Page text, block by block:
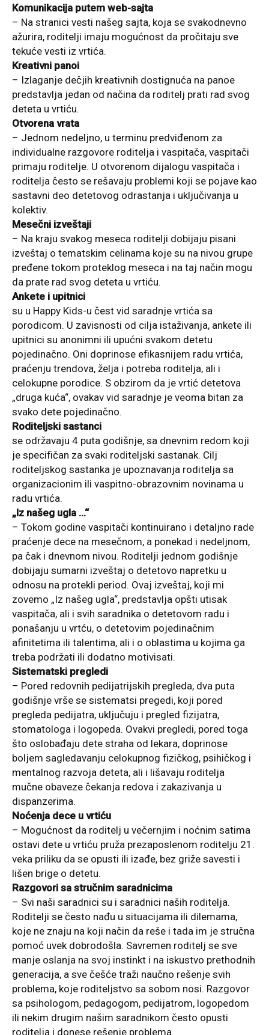
Komunikacija putem web-sajta
– Na stranici vesti našeg sajta, koja se svakodnevno
ažurira, roditelji imaju mogućnost da pročitaju sve
tekuće vesti iz vrtića.
Kreativni panoi
– Izlaganje dečjih kreativnih dostignuća na panoe
predstavlja jedan od načina da roditelj prati rad svog
deteta u vrtiću.
Otvorena vrata
– Jednom nedeljno, u terminu predviđenom za
individualne razgovore roditelja i vaspitača, vaspitači
primaju roditelje. U otvorenom dijalogu vaspitača i
roditelja često se rešavaju problemi koji se pojave kao
sastavni deo detetovog odrastanja i uključivanja u
kolektiv.
Mesečni izveštaji
– Na kraju svakog meseca roditelji dobijaju pisani
izveštaj o tematskim celinama koje su na nivou grupe
pređene tokom proteklog meseca i na taj način mogu
da prate rad svog deteta u vrtiću.
Ankete i upitnici
su u Happy Kids-u čest vid saradnje vrtića sa
porodicom. U zavisnosti od cilja istaživanja, ankete ili
upitnici su anonimni ili upućni svakom detetu
pojedinačno. Oni doprinose efikasnijem radu vrtića,
praćenju trendova, želja i potreba roditelja, ali i
celokupne porodice. S obzirom da je vrtić detetova
„druga kuća“, ovakav vid saradnje je veoma bitan za
svako dete pojedinačno.
Roditeljski sastanci
se održavaju 4 puta godišnje, sa dnevnim redom koji
je specifičan za svaki roditeljski sastanak. Cilj
roditeljskog sastanka je upoznavanja roditelja sa
organizacionim ili vaspitno-obrazovnim novinama u
radu vrtića.
„Iz našeg ugla …“
– Tokom godine vaspitači kontinuirano i detaljno rade
praćenje dece na mesečnom, a ponekad i nedeljnom,
pa čak i dnevnom nivou. Roditelji jednom godišnje
dobijaju sumarni izveštaj o detetovo napretku u
odnosu na protekli period. Ovaj izveštaj, koji mi
zovemo „Iz našeg ugla“, predstavlja opšti utisak
vaspitača, ali i svih saradnika o detetovom radu i
ponašanju u vrtću, o detetovim pojedinačnim
afinitetima ili talentima, ali i o oblastima u kojima ga
treba podržati ili dodatno motivisati.
Sistematski pregledi
– Pored redovnih pedijatrijskih pregleda, dva puta
godišnje vrše se sistematsi pregedi, koji pored
pregleda pedijatra, uključuju i pregled fizijatra,
stomatologa i logopeda. Ovakvi pregledi, pored toga
što oslobađaju dete straha od lekara, doprinose
boljem sagledavanju celokupnog fizičkog, psihičkog i
mentalnog razvoja deteta, ali i lišavaju roditelja
mučne obaveze čekanja redova i zakazivanja u
dispanzerima.
Noćenja dece u vrtiću
– Mogućnost da roditelj u večernjim i noćnim satima
ostavi dete u vrtiću pruža prezaposlenom roditelju 21.
veka priliku da se opusti ili izađe, bez griže savesti i
lišen brige o detetu.
Razgovori sa stručnim saradnicima
– Svi naši saradnici su i saradnici naših roditelja.
Roditelji se često nađu u situacijama ili dilemama,
koje ne znaju na koji način da reše i tada im je stručna
pomoć uvek dobrodošla. Savremen roditelj se sve
manje oslanja na svoj instinkt i na iskustvo prethodnih
generacija, a sve češće traži naučno rešenje svih
problema, koje roditeljstvo sa sobom nosi. Razgovor
sa psihologom, pedagogom, pedijatrom, logopedom
ili nekim drugim našim saradnikom često opusti
roditelja i donese rešenje problema.